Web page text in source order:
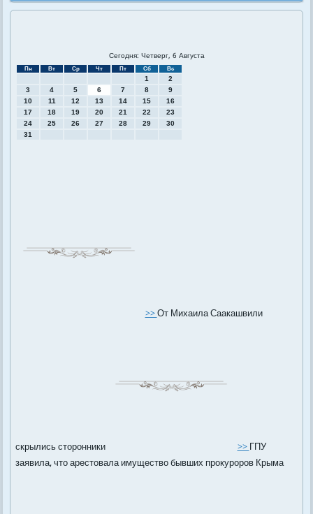
Сегодня: Четверг, 6 Августа
Пн Вт Ср Чт Пт Сб Вс
1
2
3
4 5 6 7 8
9
10
11 12 13 14 15
16
17
18 19 20 21 22
23
24
25 26 27 28 29
30
31
>>От Михаила Саакашвили
скрылись сторонники >>ГПУ
заявила, что арестовала имущество бывших прокуроров Крыма